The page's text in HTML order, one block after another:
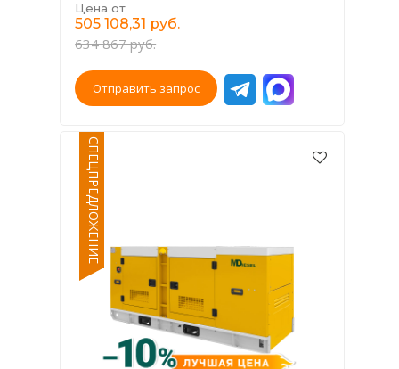
Цена от
505 108,31 руб.
634 867 руб.
Отправить запрос
СПЕЦПРЕДЛОЖЕНИЕ